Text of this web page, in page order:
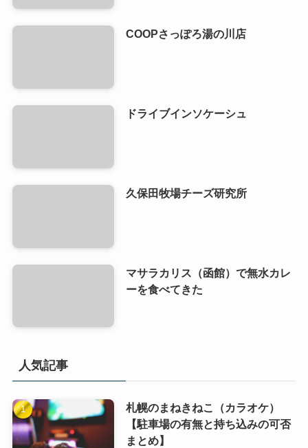
COOPさっぽろ湯の川店
ドライブインソケーシュ
久保田牧場チーズ研究所
マサラカリス（函館）で無水カレ
ーを食べてきた
人気記事
札幌のまねきねこ（カラオケ）
【駐車場の有無と持ち込みの可否
まとめ】